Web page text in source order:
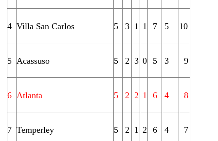
4 Villa San Carlos 5 3 1 1 7 5 10
5 Acassuso 5 2 3 0 5 3 9
6 Atlanta 5 2 2 1 6 4 8
7 Temperley 5 2 1 2 6 4 7